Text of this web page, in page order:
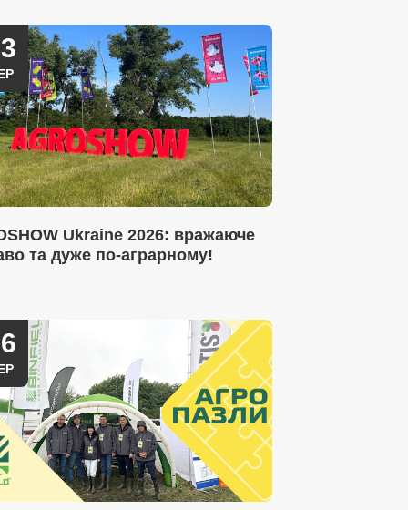
Ukraine 2026: вражаюче
та дуже по-аграрному!